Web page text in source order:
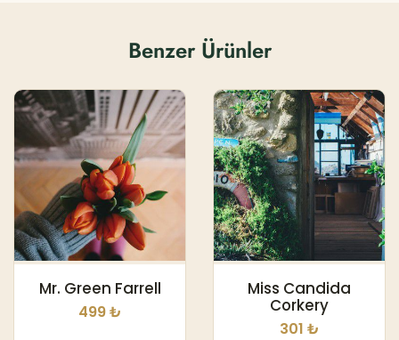
Benzer Ürünler
Mr. Green Farrell
499 ₺
Miss Candida
Corkery
301 ₺